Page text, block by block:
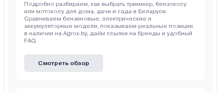
Подробно разбираем, как выбрать триммер, бензокосу
или мотокосу для дома, дачи и сада в Беларуси.
Сравниваем бензиновые, электрические и
аккумуляторные модели, показываем реальные позиции
в наличии на Agrox.by, даём ссылки на бренды и удобный
FAQ.
Смотреть обзор